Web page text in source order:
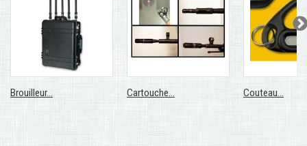
Brouilleur... Cartouche... Couteau...